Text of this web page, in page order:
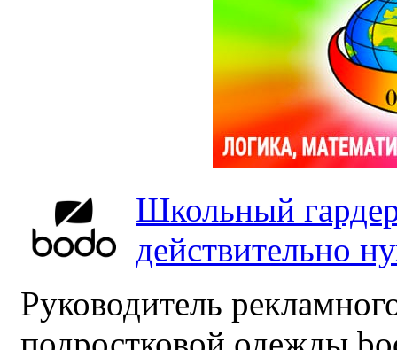
Школьный
действительно
Руководитель